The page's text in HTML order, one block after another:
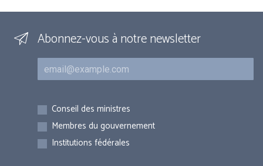
Abonnez-vous à notre newsletter
Courriel
Inscriptions
Conseil des ministres
Membres du gouvernement
Institutions fédérales